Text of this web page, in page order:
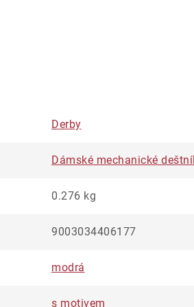
Derby
Dámské mechanické
0.276 kg
9003034406177
modrá
s motivem